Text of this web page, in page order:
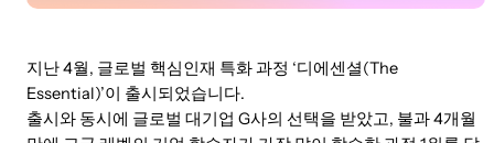
지난 4월, 글로벌 핵심인재 특화 과정 ‘디에센셜(The
Essential)’이 출시되었습니다.
출시와 동시에 글로벌 대기업 G사의 선택을 받았고, 불과 4개월